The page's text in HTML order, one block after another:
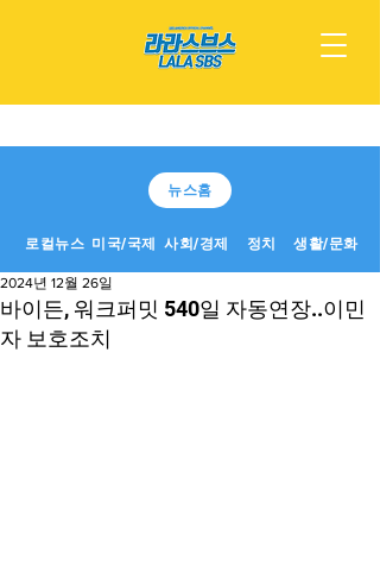
뉴스홈
로컬뉴스 미국/국제 사회/경제 정치 생활/문화
바이든, 워크퍼밋 540일 자동연장..이민
자 보호조치
2024년 12월 26일